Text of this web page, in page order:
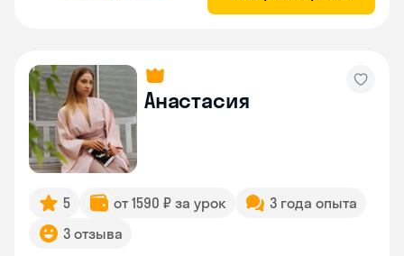
Анастасия
5 от 1590 ₽ за урок
3 года опыта
3 отзыва